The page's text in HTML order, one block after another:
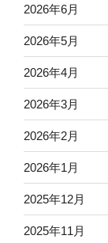
2026年6月
2026年5月
2026年4月
2026年3月
2026年2月
2026年1月
2025年12月
2025年11月